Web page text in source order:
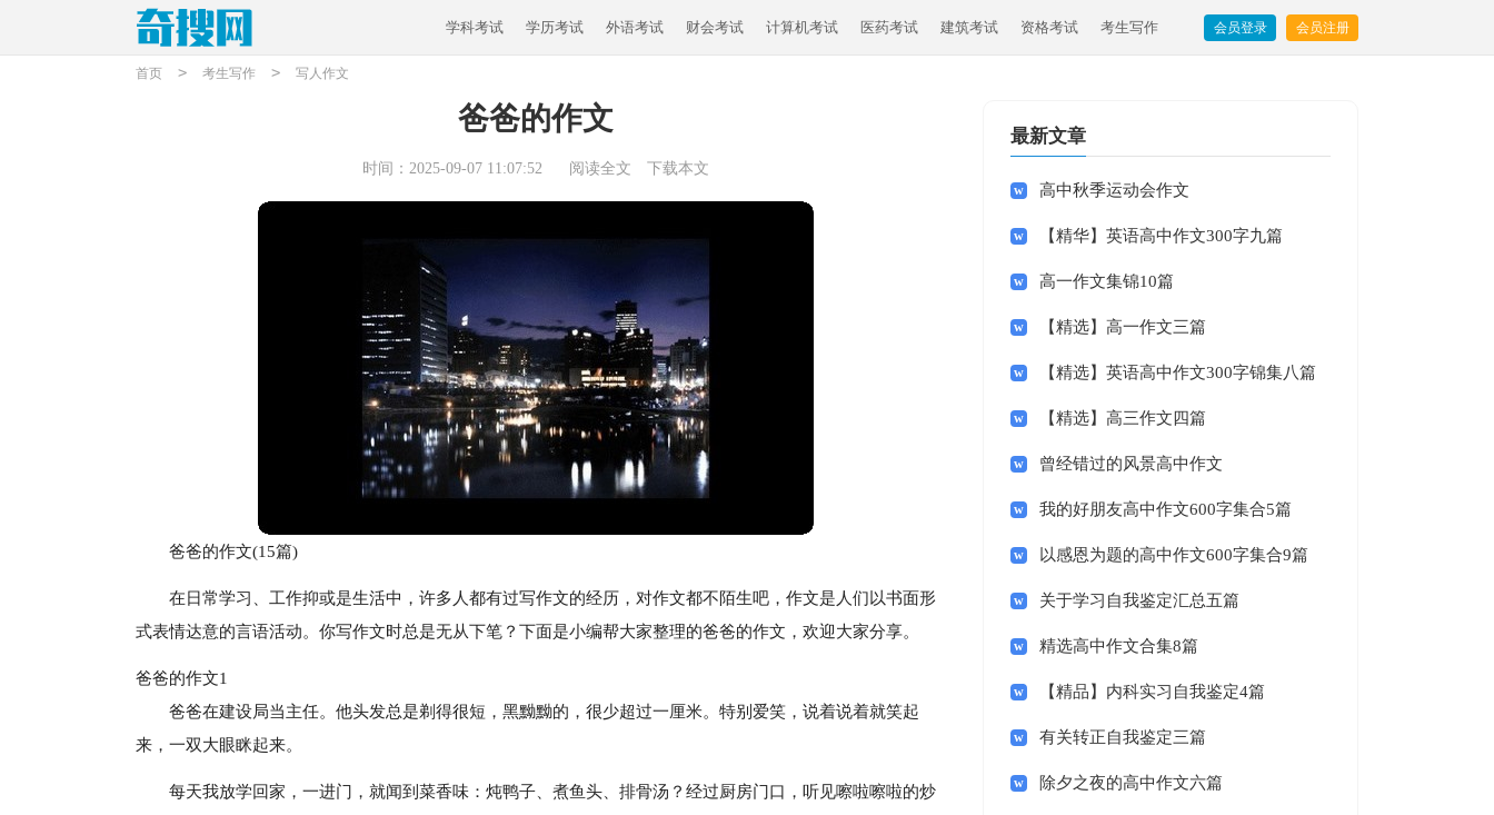
学科考试 学历考试 外语考试 财会考试 计算机考试 医药考试 建筑考试 资格考试 考生写作 会员登录 会员注册
首页 > 考生写作 > 写人作文
爸爸的作文
时间：2025-09-07 11:07:52 阅读全文 下载本文
爸爸的作文(15篇)
在日常学习、工作抑或是生活中，许多人都有过写作文的经历，对作文都不陌生吧，作文是人们以书面形
式表情达意的言语活动。你写作文时总是无从下笔？下面是小编帮大家整理的爸爸的作文，欢迎大家分享。
爸爸的作文1
爸爸在建设局当主任。他头发总是剃得很短，黑黝黝的，很少超过一厘米。特别爱笑，说着说着就笑起
来，一双大眼眯起来。
每天我放学回家，一进门，就闻到菜香味：炖鸭子、煮鱼头、排骨汤？经过厨房门口，听见嚓啦嚓啦的炒
最新文章
高中秋季运动会作文
【精华】英语高中作文300字九篇
高一作文集锦10篇
【精选】高一作文三篇
【精选】英语高中作文300字锦集八篇
【精选】高三作文四篇
曾经错过的风景高中作文
我的好朋友高中作文600字集合5篇
以感恩为题的高中作文600字集合9篇
关于学习自我鉴定汇总五篇
精选高中作文合集8篇
【精品】内科实习自我鉴定4篇
有关转正自我鉴定三篇
除夕之夜的高中作文六篇